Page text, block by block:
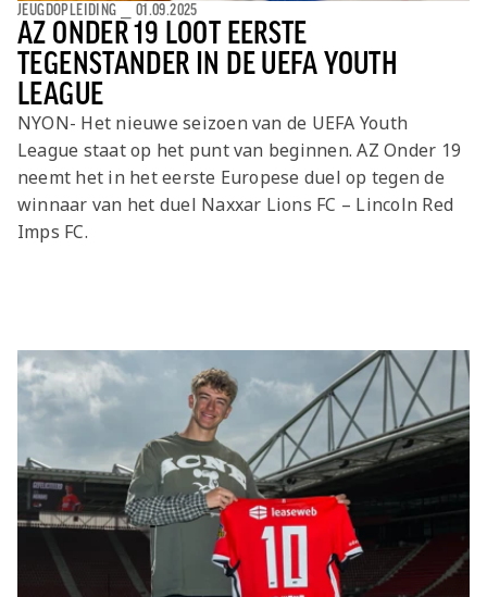
AZ ONDER 19 LOOT EERSTE
TEGENSTANDER IN DE UEFA YOUTH
LEAGUE
JEUGDOPLEIDING 01.09.2025
NYON- Het nieuwe seizoen van de UEFA Youth
League staat op het punt van beginnen. AZ Onder 19
neemt het in het eerste Europese duel op tegen de
winnaar van het duel Naxxar Lions FC – Lincoln Red
Imps FC.